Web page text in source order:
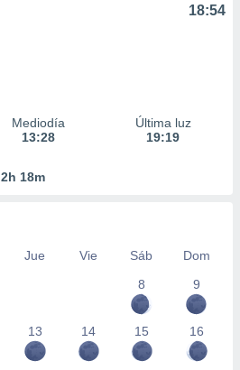
18:54
Mediodía
13:28
Última luz
19:19
2h 18m
Jue Vie Sáb
Dom
8
9
13 14 15 16